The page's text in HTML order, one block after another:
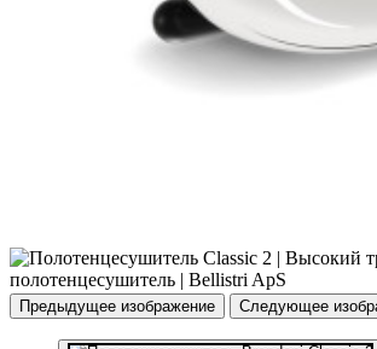
Предыдущее изображение Следующее